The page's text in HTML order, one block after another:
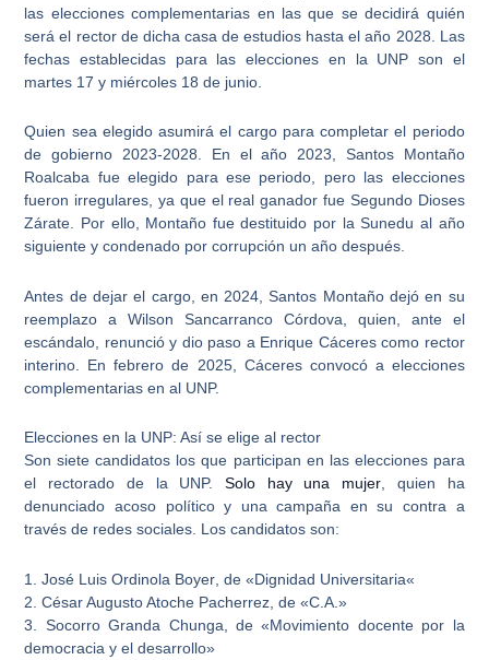
las elecciones complementarias en las que se decidirá quién
será el rector de dicha casa de estudios hasta el año 2028. Las
fechas establecidas para laselecciones en la UNP son el
martes 17 y miércoles 18 de junio.
Quien sea elegido asumirá el cargo para completar el periodo
de gobierno 2023-2028. En el año 2023, Santos Montaño
Roalcaba fue elegido para ese periodo, pero las elecciones
fueron irregulares, ya que el real ganador fue Segundo Dioses
Zárate. Por ello, Montaño fue destituido por la Sunedu al año
siguiente y condenado por corrupción un año después.
Antes de dejar el cargo, en 2024,Santos Montaño dejó en su
reemplazo a Wilson Sancarranco Córdova , quien, ante el
escándalo, renunció y dio paso a Enrique Cáceres como rector
interino. En febrero de 2025, Cáceres convocó a elecciones
complementarias en al UNP.
Elecciones en la UNP: Así se elige al rector
Son siete candidatos los que participan en las elecciones para
el rectorado de la UNP. Solo hay una mujer, quien ha
denunciado acoso político y una campaña en su contra a
través de redes sociales. Los candidatos son:
1.José Luis Ordinola Boyer , de «Dignidad Universitaria«
2. César Augusto Atoche Pacherrez, de «C.A.»
3. Socorro Granda Chunga, de «Movimiento docente por la
democracia y el desarrollo»